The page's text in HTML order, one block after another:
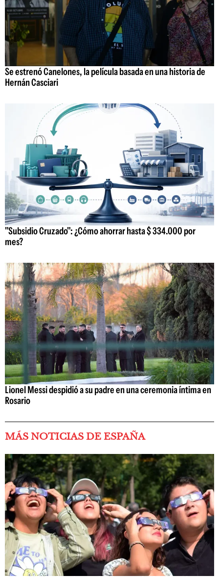
Se estrenó Canelones, la película basada en una historia de
Hernán Casciari
"Subsidio Cruzado": ¿Cómo ahorrar hasta $ 334.000 por
mes?
Lionel Messi despidió a su padre en una ceremonia íntima en
Rosario
MÁS NOTICIAS DE ESPAÑA